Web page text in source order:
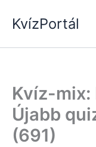
KvízPortál
Kvíz-mix:
Újabb
(691)